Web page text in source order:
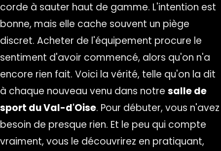
corde à sauter haut de gamme. L'intention est
bonne, mais elle cache souvent un piège
discret. Acheter de l'équipement procure le
sentiment d'avoir commencé, alors qu'on n'a
encore rien fait. Voici la vérité, telle qu'on la dit
à chaque nouveau venu dans notre salle de
sport du Val-d'Oise. Pour débuter, vous n'avez
besoin de presque rien. Et le peu qui compte
vraiment, vous le découvrirez en pratiquant,